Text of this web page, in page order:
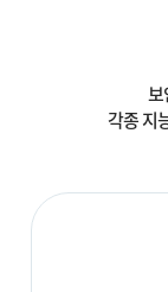
보
각종 지